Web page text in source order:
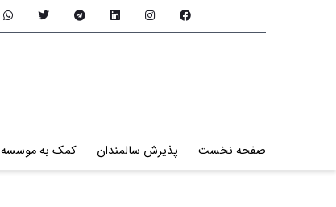
صفحه نخست پذیرش سالمندان کمک به موسسه